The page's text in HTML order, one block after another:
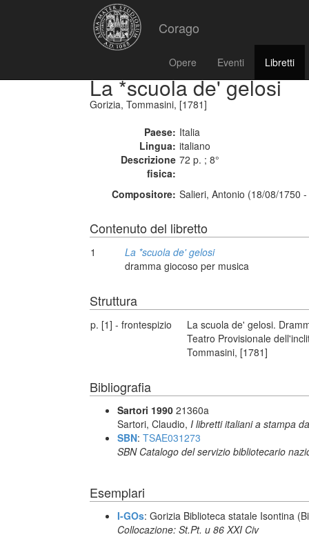
Corago
Opere Eventi Libretti
La *scuola de' gelosi
Gorizia, Tommasini, [1781]
Paese: Italia
Lingua: italiano
Descrizione
fisica:
72 p. ; 8°
Compositore: Salieri, Antonio (18/08/1750
Contenuto del libretto
1
La *scuola de' gelosi
dramma giocoso per musica
Struttura
p. [1] - frontespizio
La scuola de' gelosi.
Teatro Provisionale
Tommasini, [1781]
Bibliografia
Sartori 1990 21360a
Sartori, Claudio, I libretti italiani a stampa
SBN: TSAE031273
SBN Catalogo del servizio bibliotecario
Esemplari
I-GOs: Gorizia Biblioteca statale Isontina
Collocazione: St.Pt. u 86 XXI Civ